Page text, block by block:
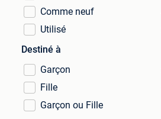
Comme neuf
Utilisé
Destiné à
Garçon
Fille
Garçon ou Fille